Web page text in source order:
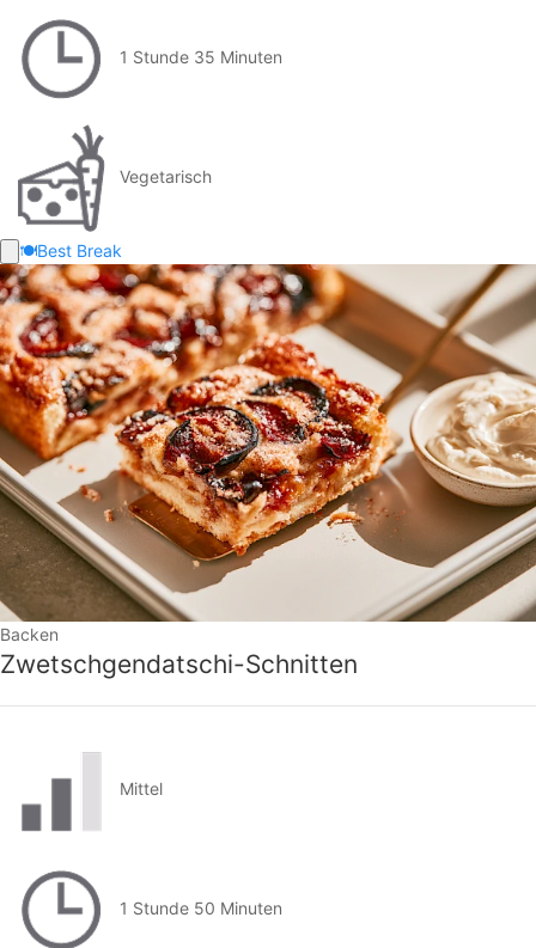
1 Stunde 35 Minuten
Vegetarisch
🍽️Best Break
Backen
Zwetschgendatschi-Schnitten
Mittel
1 Stunde 50 Minuten